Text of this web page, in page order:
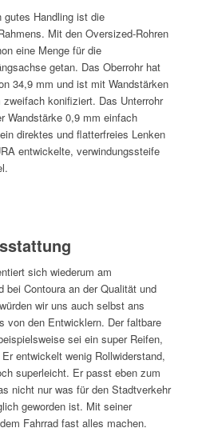
gutes Handling ist die
Mit den Oversized-Rohren
eine Menge für die
getan. Das Oberrohr hat
34,9 mm und ist mit Wandstärken
konifiziert. Das Unterrohr
Wandstärke 0,9 mm einfach
direktes und flatterfreies Lenken
entwickelte, verwindungssteife
sich wiederum am
Contoura an der Qualität und
wir uns auch selbst ans
von den Entwicklern. Der faltbare
sei ein super Reifen,
entwickelt wenig Rollwiderstand,
superleicht. Er passt eben zum
nicht nur was für den Stadtverkehr
geworden ist. Mit seiner
Fahrrad fast alles machen.